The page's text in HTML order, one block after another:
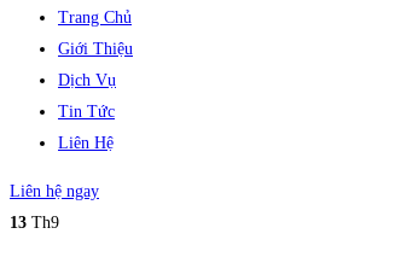
Trang Chủ
Giới Thiệu
Dịch Vụ
Tin Tức
Liên Hệ
Liên hệ ngay
13 Th9